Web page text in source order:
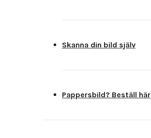
Skanna din bild själv
Pappersbild? Beställ här